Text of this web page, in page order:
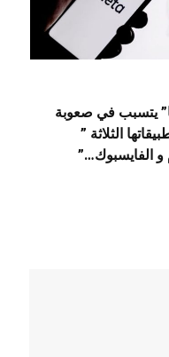
يتسبب في صعوبة
الثلاثة ”
و الفايسبوك…”